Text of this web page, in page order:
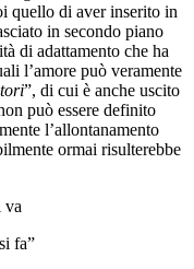
quello di aver inserito in
in secondo piano
di adattamento che ha
l’amore può veramente
”, di cui è anche uscito
può essere definito
l’allontanamento
ormai risulterebbe
va
fa”